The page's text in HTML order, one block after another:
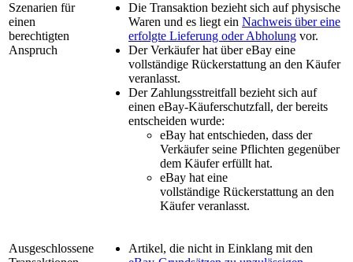
Szenarien für
einen
berechtigten
Anspruch
Die Transaktion bezieht sich auf physische
Waren und es liegt ein Nachweis über eine
erfolgte Lieferung oder Abholung vor.
Der Verkäufer hat über eBay eine
vollständige Rückerstattung an den Käufer
veranlasst.
Der Zahlungsstreitfall bezieht sich auf
einen eBay-Käuferschutzfall, der bereits
entscheiden wurde:
eBay hat entschieden, dass der
Verkäufer seine Pflichten gegenüber
dem Käufer erfüllt hat.
eBay hat eine
vollständige Rückerstattung an den
Käufer veranlasst.
Ausgeschlossene
Artikel, die nicht in Einklang mit den